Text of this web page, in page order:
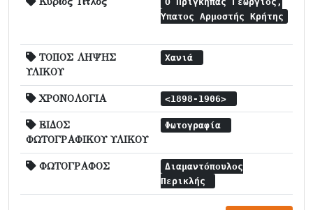
Ύπατος Αρμοστής Κρήτης
ΤΟΠΟΣ ΛΗΨΗΣ
ΥΛΙΚΟΥ
Χανιά
ΧΡΟΝΟΛΟΓΙΑ <1898-1906>
ΕΙΔΟΣ
ΦΩΤΟΓΡΑΦΙΚΟΥ ΥΛΙΚΟΥ
Φωτογραφία
ΦΩΤΟΓΡΑΦΟΣ
Διαμαντόπουλος
Περικλής